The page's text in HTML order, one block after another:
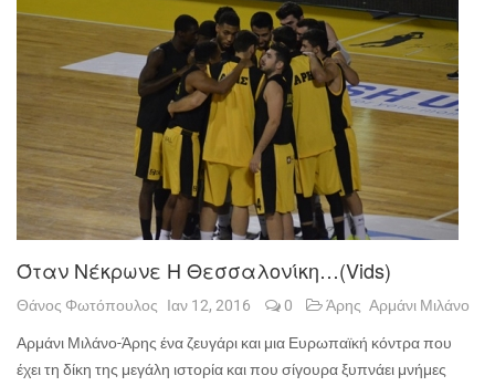
Όταν Νέκρωνε Η Θεσσαλονίκη…(vids)
Θάνος Φωτόπουλος Ιαν 12, 2016 0 Άρης Αρμάνι Μιλάνο
Αρμάνι Μιλάνο-Άρης ένα ζευγάρι και μια Ευρωπαϊκή κόντρα που
έχει τη δίκη της μεγάλη ιστορία και που σίγουρα ξυπνάει μνήμες